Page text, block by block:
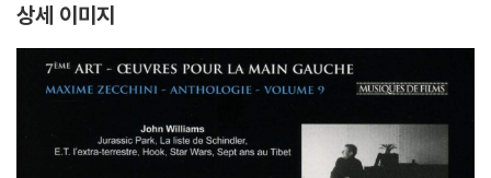
상세 이미지